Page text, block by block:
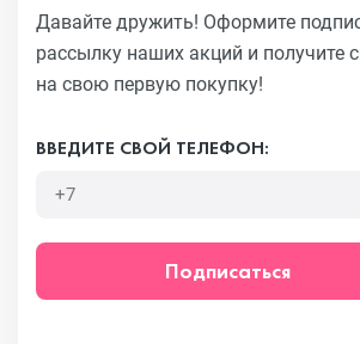
Давайте дружить! Оформите
рассылку наших акций и получите
на свою первую покупку!
ВВЕДИТЕ СВОЙ ТЕЛЕФОН:
Подписаться